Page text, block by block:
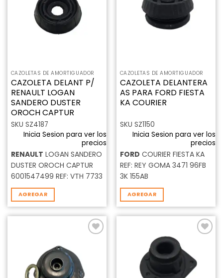
lista de
deseos
CAZOLETAS DE AMORTIGUADOR
CAZOLETA DELANT P/
RENAULT LOGAN
SANDERO DUSTER
OROCH CAPTUR
SKU SZ4187
Inicia Sesion para ver los
precios
RENAULT LOGAN SANDERO
DUSTER OROCH CAPTUR
6001547499 REF: VTH 7733
AGREGAR
lista de
deseos
CAZOLETAS DE AMORTIGUADOR
CAZOLETA DELANTERA
AS PARA FORD FIESTA
KA COURIER
SKU SZ1150
Inicia Sesion para ver los
precios
FORD COURIER FIESTA KA
REF: REY GOMA 3471 96FB
3K 155AB
AGREGAR
deseos
lista de
deseos